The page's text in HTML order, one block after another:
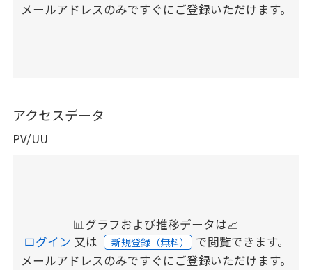
メールアドレスのみですぐにご登録いただけます。
アクセスデータ
PV/UU
📊グラフおよび推移データは📈
ログイン 又は 新規登録（無料） で閲覧できます。
メールアドレスのみですぐにご登録いただけます。